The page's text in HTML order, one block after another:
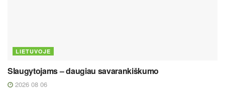
LIETUVOJE
Slaugytojams – daugiau savarankiškumo
2026 08 06